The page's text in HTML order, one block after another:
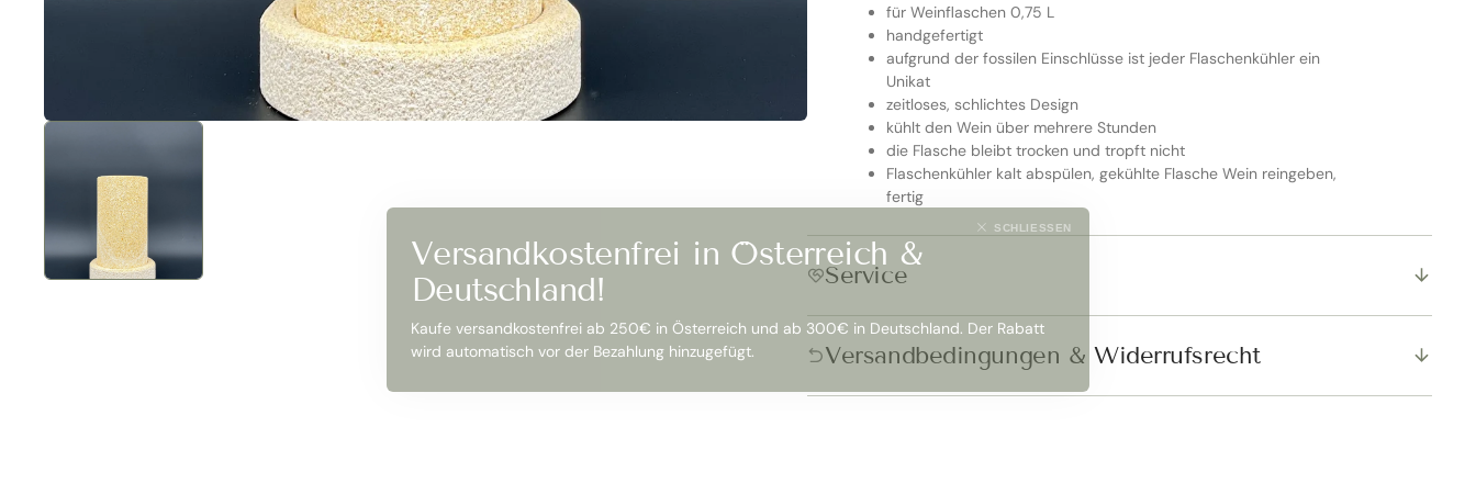
Versandkostenfrei in Österreich &
Deutschland!
Kaufe versandkostenfrei ab 250€ in Österreich und ab 300€ in Deutschland. Der Rabatt
wird automatisch vor der Bezahlung hinzugefügt.
SCHLIESSEN
für Weinflaschen 0,75 L
handgefertigt
aufgrund der fossilen Einschlüsse ist jeder Flaschenkühler ein
Unikat
zeitloses, schlichtes Design
kühlt den Wein über mehrere Stunden
die Flasche bleibt trocken und tropft nicht
Flaschenkühler kalt abspülen, gekühlte Flasche Wein reingeben,
fertig
Service
Versandbedingungen & Widerrufsrecht